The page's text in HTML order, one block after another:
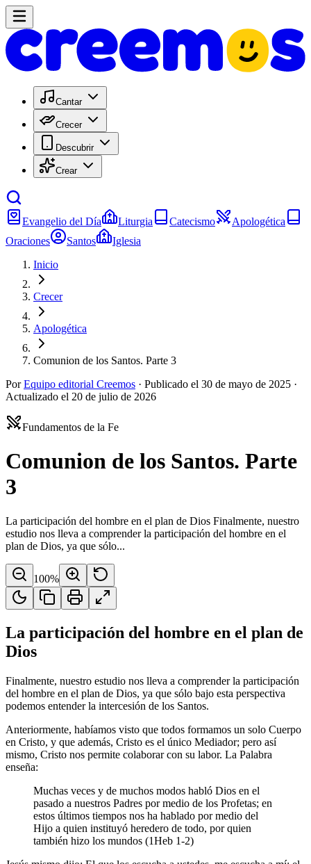
Cantar
Crecer
Descubrir
Crear
Evangelio del Día Liturgia Catecismo
Apologética
Oraciones
Santos
Iglesia
Inicio
Crecer
Apologética
Comunion de los Santos. Parte 3
Por Equipo editorial Creemos · Publicado el 30 de mayo de 2025 ·
Actualizado el 20 de julio de 2026
Fundamentos de la Fe
Comunion de los Santos. Parte
3
La participación del hombre en el plan de Dios Finalmente, nuestro
estudio nos lleva a comprender la participación del hombre en el
plan de Dios, ya que sólo...
100%
La participación del hombre en el plan de
Dios
Finalmente, nuestro estudio nos lleva a comprender la participación
del hombre en el plan de Dios, ya que sólo bajo esta perspectiva
podemos entender la intercesión de los Santos.
Anteriormente, habíamos visto que todos formamos un solo Cuerpo
en Cristo, y que además, Cristo es el único Mediador; pero así
mismo, Cristo nos permite colaborar con su labor. La Palabra
enseña:
Muchas veces y de muchos modos habló Dios en el
pasado a nuestros Padres por medio de los Profetas; en
estos últimos tiempos nos ha hablado por medio del
Hijo a quien instituyó heredero de todo, por quien
también hizo los mundos (1Heb 1-2)